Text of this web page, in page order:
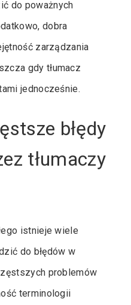
do poważnych
dobra
zarządzania
gdy tłumacz
jednocześnie.
błędy
tłumaczy
istnieje wiele
do błędów w
problemów
terminologii